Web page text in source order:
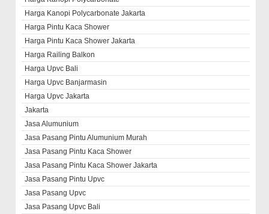
Harga Kanopi Polycarbonate Jakarta
Harga Pintu Kaca Shower
Harga Pintu Kaca Shower Jakarta
Harga Railing Balkon
Harga Upvc Bali
Harga Upvc Banjarmasin
Harga Upvc Jakarta
Jakarta
Jasa Alumunium
Jasa Pasang Pintu Alumunium Murah
Jasa Pasang Pintu Kaca Shower
Jasa Pasang Pintu Kaca Shower Jakarta
Jasa Pasang Pintu Upvc
Jasa Pasang Upvc
Jasa Pasang Upvc Bali